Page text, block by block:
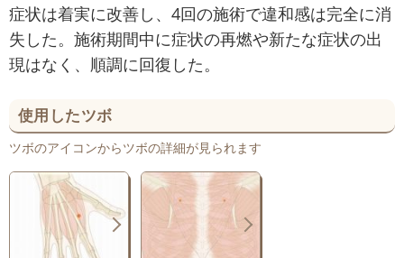
症状は着実に改善し、4回の施術で違和感は完全に消
失した。施術期間中に症状の再燃や新たな症状の出
現はなく、順調に回復した。
使用したツボ
ツボのアイコンからツボの詳細が見られます